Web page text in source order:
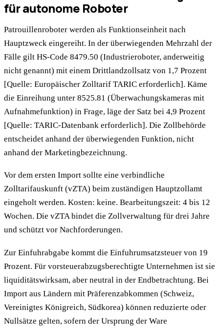
für autonome Roboter
Patrouillenroboter werden als Funktionseinheit nach
Hauptzweck eingereiht. In der überwiegenden Mehrzahl der
Fälle gilt HS-Code 8479.50 (Industrieroboter, anderweitig
nicht genannt) mit einem Drittlandzollsatz von 1,7 Prozent
[Quelle: Europäischer Zolltarif TARIC erforderlich]. Käme
die Einreihung unter 8525.81 (Überwachungskameras mit
Aufnahmefunktion) in Frage, läge der Satz bei 4,9 Prozent
[Quelle: TARIC-Datenbank erforderlich]. Die Zollbehörde
entscheidet anhand der überwiegenden Funktion, nicht
anhand der Marketingbezeichnung.
Vor dem ersten Import sollte eine verbindliche
Zolltarifauskunft (vZTA) beim zuständigen Hauptzollamt
eingeholt werden. Kosten: keine. Bearbeitungszeit: 4 bis 12
Wochen. Die vZTA bindet die Zollverwaltung für drei Jahre
und schützt vor Nachforderungen.
Zur Einfuhrabgabe kommt die Einfuhrumsatzsteuer von 19
Prozent. Für vorsteuerabzugsberechtigte Unternehmen ist sie
liquiditätswirksam, aber neutral in der Endbetrachtung. Bei
Import aus Ländern mit Präferenzabkommen (Schweiz,
Vereinigtes Königreich, Südkorea) können reduzierte oder
Nullsätze gelten, sofern der Ursprung der Ware